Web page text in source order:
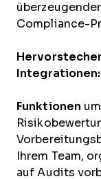
Compliance-
Integrationen:
Funktionen
Ihrem Team,
auf Audits